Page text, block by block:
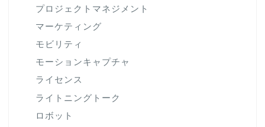
プロジェクトマネジメント
マーケティング
モビリティ
モーションキャプチャ
ライセンス
ライトニングトーク
ロボット